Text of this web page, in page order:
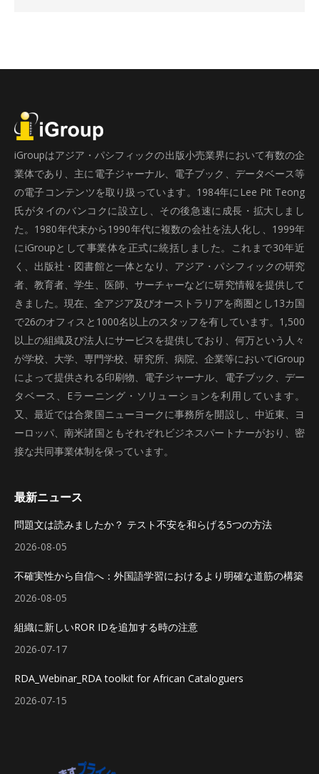
iGroupはアジア・パシフィックの出版小売業界において有数の企
業体であり、主に電子ジャーナル、電子ブック、データベース等
の電子コンテンツを取り扱っています。1984年にLee Pit Teong
氏がタイのバンコクに設立し、その後急速に成長・拡大しまし
た。1980年代末から1990年代に複数の会社を法人化し、1999年
にiGroupとして事業体を正式に統括しました。これまで30年近
く、出版社・図書館と一体となり、アジア・パシフィックの研究
者、教育者、学生、医師、サーチャーなどに研究情報を提供して
きました。現在、全アジア及びオーストラリアを商圏とし13カ国
で26のオフィスと1000名以上のスタッフを有しています。1,500
以上の組織及び法人にサービスを提供しており、何万という人々
が学校、大学、専門学校、研究所、病院、企業等においてiGroup
によって提供される印刷物、電子ジャーナル、電子ブック、デー
タベース、Eラーニング・ソリューションを利用しています。
又、最近では合衆国ニューヨークに事務所を開設し、中近東、ヨ
ーロッパ、南米諸国ともそれぞれビジネスパートナーがおり、密
接な共同事業体制を保っています。
最新ニュース
問題文は読みましたか？ テスト不安を和らげる5つの方法
2026-08-05
不確実性から自信へ：外国語学習におけるより明確な道筋の構築
2026-08-05
組織に新しいROR IDを追加する時の注意
2026-07-17
RDA_Webinar_RDA toolkit for African Cataloguers
2026-07-15